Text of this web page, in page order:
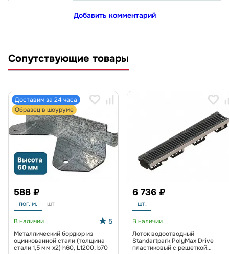
Добавить комментарий
Сопутствующие товары
Доставим за 24 часа
Образец в шоуруме
588 ₽
пог. м. шт
В наличии 5
Металлический бордюр из
оцинкованной стали (толщина
стали 1,5 мм x2) h60, L1200, b70
6 736 ₽
шт.
В наличии
Лоток водоотводный
Standartpark PolyMax Drive
пластиковый с решеткой